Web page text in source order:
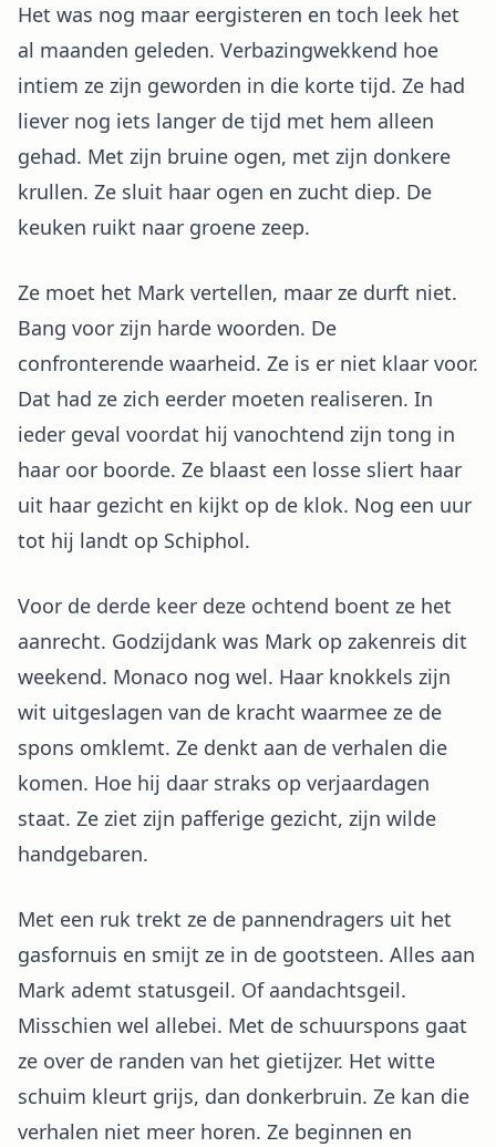
Het was nog maar eergisteren en toch leek het
al maanden geleden. Verbazingwekkend hoe
intiem ze zijn geworden in die korte tijd. Ze had
liever nog iets langer de tijd met hem alleen
gehad. Met zijn bruine ogen, met zijn donkere
krullen. Ze sluit haar ogen en zucht diep. De
keuken ruikt naar groene zeep.
Ze moet het Mark vertellen, maar ze durft niet.
Bang voor zijn harde woorden. De
confronterende waarheid. Ze is er niet klaar voor.
Dat had ze zich eerder moeten realiseren. In
ieder geval voordat hij vanochtend zijn tong in
haar oor boorde. Ze blaast een losse sliert haar
uit haar gezicht en kijkt op de klok. Nog een uur
tot hij landt op Schiphol.
Voor de derde keer deze ochtend boent ze het
aanrecht. Godzijdank was Mark op zakenreis dit
weekend. Monaco nog wel. Haar knokkels zijn
wit uitgeslagen van de kracht waarmee ze de
spons omklemt. Ze denkt aan de verhalen die
komen. Hoe hij daar straks op verjaardagen
staat. Ze ziet zijn pafferige gezicht, zijn wilde
handgebaren.
Met een ruk trekt ze de pannendragers uit het
gasfornuis en smijt ze in de gootsteen. Alles aan
Mark ademt statusgeil. Of aandachtsgeil.
Misschien wel allebei. Met de schuurspons gaat
ze over de randen van het gietijzer. Het witte
schuim kleurt grijs, dan donkerbruin. Ze kan die
verhalen niet meer horen. Ze beginnen en